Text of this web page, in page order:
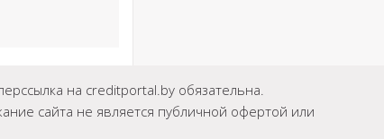
на creditportal.by обязательна.
сайта не является публичной офертой или